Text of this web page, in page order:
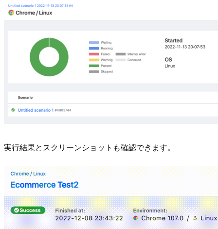
実行結果とスクリーンショットも確認できます。